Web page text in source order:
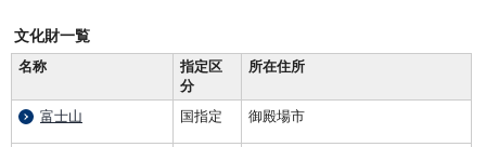
文化財一覧
名称
指定区
分
所在住所
富士山 国指定 御殿場市